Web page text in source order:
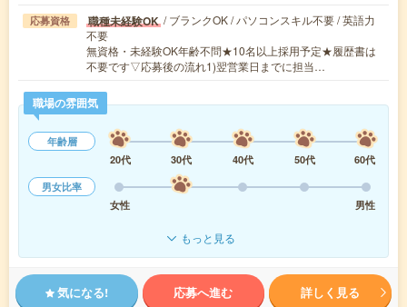
応募資格 職種未経験OK / ブランクOK / パソコンスキル不要 / 英語力
不要
無資格・未経験OK年齢不問★10名以上採用予定★履歴書は
不要です▽応募後の流れ1)翌営業日までに担当…
職場の雰囲気
年齢層
20代
30代 40代 50代
60代
男女比率
女性
男性
もっと見る
気になる! 応募へ進む 詳しく見る